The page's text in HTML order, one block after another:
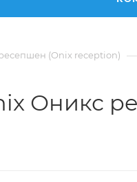
(Onix reception) —
Оникс